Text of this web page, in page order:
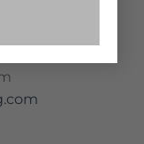
Ngãi, Việt Nam